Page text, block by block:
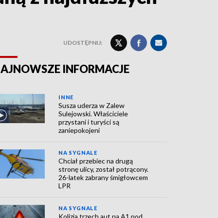
UDOSTĘPNIJ:
INFORMACJE
INNE
Susza uderza w Zalew
Sulejowski. Właściciele
przystani i turyści są
zaniepokojeni
NA SYGNALE
Chciał przebiec na drugą
stronę ulicy, został potrącony.
26-latek zabrany śmigłowcem
LPR
NA SYGNALE
Kolizja trzech aut na A1 pod